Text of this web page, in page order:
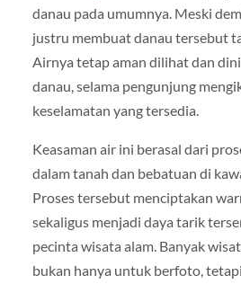
danau pada umumnya. Meski
justru membuat danau tersebut
Airnya tetap aman dilihat dan
danau, selama pengunjung
keselamatan yang tersedia.
Keasaman air ini berasal dari
dalam tanah dan bebatuan di
Proses tersebut menciptakan
sekaligus menjadi daya tarik
pecinta wisata alam. Banyak
bukan hanya untuk berfoto,